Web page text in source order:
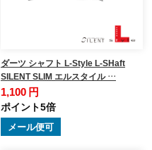
ダーツ シャフト L-Style L-SHaft
SILENT SLIM エルスタイル …
1,100 円
ポイント5倍
メール便可